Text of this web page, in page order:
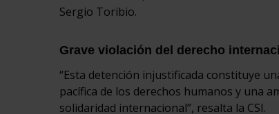
Sergio Toribio.
Grave violación del derecho
“Esta detención injustificada constituye
pacífica de los derechos humanos y una
solidaridad internacional”, resalta la CSI.